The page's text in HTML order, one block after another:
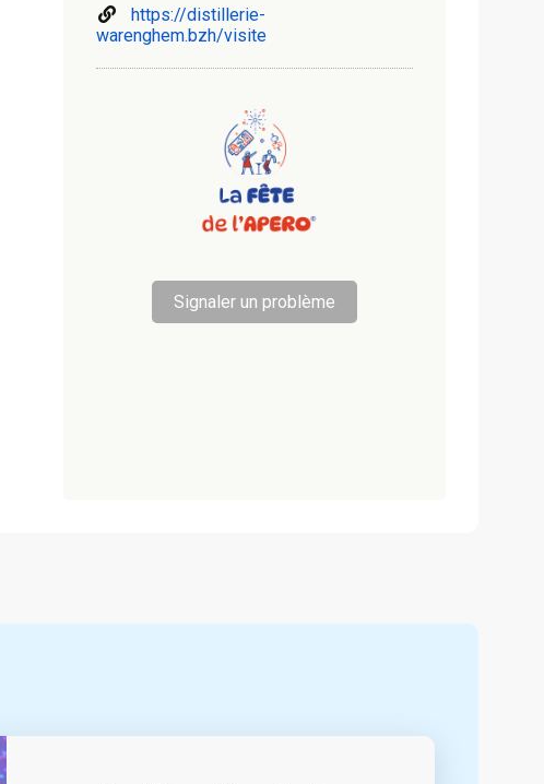
https://distillerie-
warenghem.bzh/visite
Signaler un problème